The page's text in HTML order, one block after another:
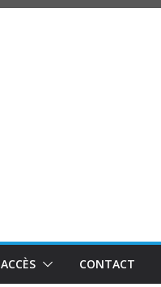
ACCÈS CONTACT